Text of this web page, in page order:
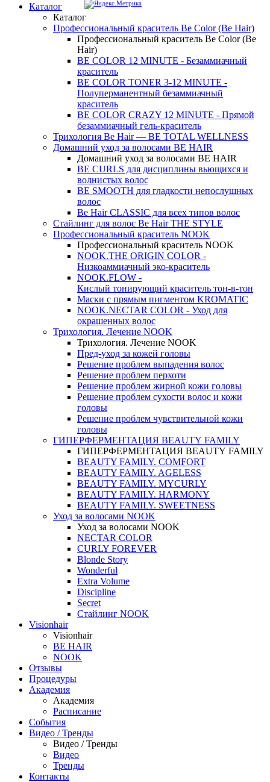
Каталог
Каталог
Профессиональный краситель Be Color (Be Hair)
Профессиональный краситель Be Color (Be
Hair)
BE COLOR 12 MINUTE - Безаммиачный
краситель
BE COLOR TONER 3-12 MINUTE -
Полуперманентный безаммиачный
краситель
BE COLOR CRAZY 12 MINUTE - Прямой
безаммиачный гель-краситель
Трихология Be Hair — BE TOTAL WELLNESS
Домашний уход за волосами BE HAIR
Домашний уход за волосами BE HAIR
BE CURLS для дисциплины вьющихся и
волнистых волос
BE SMOOTH для гладкости непослушных
волос
Be Hair CLASSIC для всех типов волос
Стайлинг для волос Be Hair THE STYLE
Профессиональный краситель NOOK
Профессиональный краситель NOOK
NOOK.THE ORIGIN COLOR -
Низкоаммиачный эко-краситель
NOOK.FLOW -
Кислый тонирующий краситель тон-в-тон
Маски с прямым пигментом KROMATIC
NOOK.NECTAR COLOR - Уход для
окрашенных волос
Трихология. Лечение NOOK
Трихология. Лечение NOOK
Пред-уход за кожей головы
Решение проблем выпадения волос
Решение проблем перхоти
Решение проблем жирной кожи головы
Решение проблем сухости волос и кожи
головы
Решение проблем чувствительной кожи
головы
ГИПЕРФЕРМЕНТАЦИЯ BEAUTY FAMILY
ГИПЕРФЕРМЕНТАЦИЯ BEAUTY FAMILY
BEAUTY FAMILY. COMFORT
BEAUTY FAMILY. AGELESS
BEAUTY FAMILY. MYCURLY
BEAUTY FAMILY. HARMONY
BEAUTY FAMILY. SWEETNESS
Уход за волосами NOOK
Уход за волосами NOOK
NECTAR COLOR
CURLY FOREVER
Blonde Story
Wonderful
Extra Volume
Discipline
Secret
Стайлинг NOOK
Visionhair
Visionhair
BE HAIR
NOOK
Отзывы
Процедуры
Академия
Академия
Расписание
События
Видео / Тренды
Видео / Тренды
Видео
Тренды
Контакты